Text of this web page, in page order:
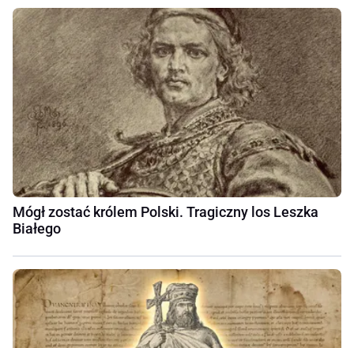
Mógł zostać królem Polski. Tragiczny los Leszka
Białego